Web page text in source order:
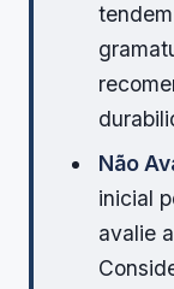
Não
inicial
avalie